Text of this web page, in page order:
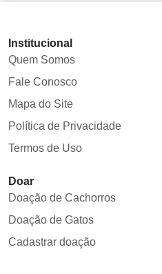
Institucional
Quem Somos
Fale Conosco
Mapa do Site
Política de Privacidade
Termos de Uso
Doar
Doação de Cachorros
Doação de Gatos
Cadastrar doação